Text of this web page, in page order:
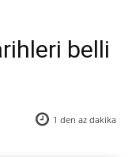
belli
1 den az dakika